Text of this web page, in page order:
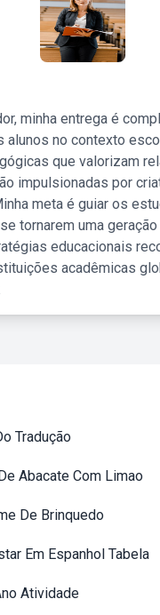
minha entrega é
no contexto
que valorizam
impulsionadas por
meta é guiar os
tornarem uma
educacionais
acadêmicas
Tradução
Abacate Com Limao
De Brinquedo
Em Espanhol Tabela
Atividade